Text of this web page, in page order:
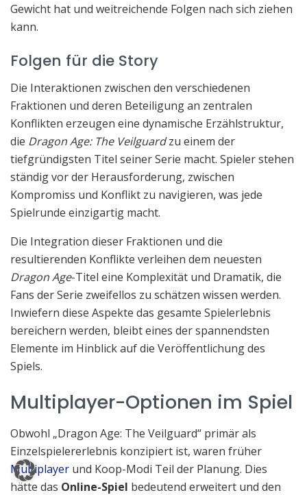
Gewicht hat und weitreichende Folgen nach sich ziehen
kann.
Folgen für die Story
Die Interaktionen zwischen den verschiedenen
Fraktionen und deren Beteiligung an zentralen
Konflikten erzeugen eine dynamische Erzählstruktur,
die Dragon Age: The Veilguardzu einem der
tiefgründigsten Titel seiner Serie macht. Spieler stehen
ständig vor der Herausforderung, zwischen
Kompromiss und Konflikt zu navigieren, was jede
Spielrunde einzigartig macht.
Die Integration dieser Fraktionen und die
resultierenden Konflikte verleihen dem neuesten
Dragon Age-Titel eine Komplexität und Dramatik, die
Fans der Serie zweifellos zu schätzen wissen werden.
Inwiefern diese Aspekte das gesamte Spielerlebnis
bereichern werden, bleibt eines der spannendsten
Elemente im Hinblick auf die Veröffentlichung des
Spiels.
Multiplayer-Optionen im Spiel
Obwohl „Dragon Age: The Veilguard“ primär als
Einzelspielererlebnis konzipiert ist, waren früher
Multiplayer und Koop-Modi Teil der Planung. Dies
hätte das Online-Spiel bedeutend erweitert und den